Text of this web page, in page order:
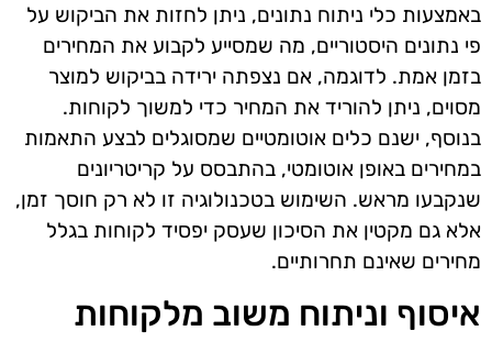
באמצעות כלי ניתוח נתונים, ניתן לחזות את הביקוש על
פי נתונים היסטוריים, מה שמסייע לקבוע את המחירים
בזמן אמת. לדוגמה, אם נצפתה ירידה בביקוש למוצר
מסוים, ניתן להוריד את המחיר כדי למשוך לקוחות.
בנוסף, ישנם כלים אוטומטיים שמסוגלים לבצע התאמות
במחירים באופן אוטומטי, בהתבסס על קריטריונים
שנקבעו מראש. השימוש בטכנולוגיה זו לא רק חוסך זמן,
אלא גם מקטין את הסיכון שעסק יפסיד לקוחות בגלל
מחירים שאינם תחרותיים.
איסוף וניתוח משוב מלקוחות